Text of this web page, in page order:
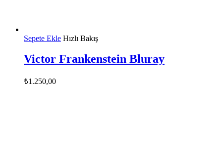
Sepete Ekle Hızlı Bakış
Victor Frankenstein Bluray
₺1.250,00